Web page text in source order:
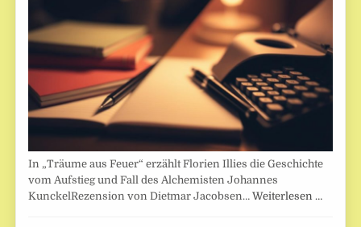
In „Träume aus Feuer“ erzählt Florien Illies die Geschichte
vom Aufstieg und Fall des Alchemisten Johannes
KunckelRezension von Dietmar Jacobsen…Weiterlesen …